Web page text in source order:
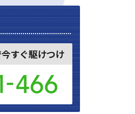
すぐ駆けつけ